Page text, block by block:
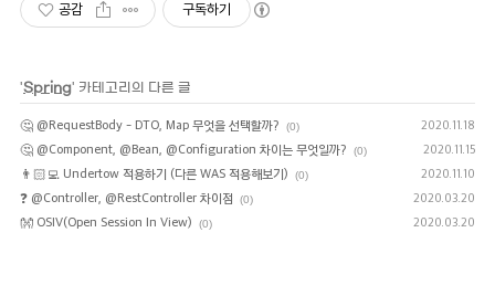
공감 구독하기
'Spring' 카테고리의 다른 글
🤔 @RequestBody - DTO, Map 무엇을 선택할까? (0) 2020.11.18
🤔 @Component, @Bean, @Configuration 차이는 무엇일까? (0) 2020.11.15
👨🏻‍💻 Undertow 적용하기 (다른 WAS 적용해보기) (0) 2020.11.10
❓ @Controller, @RestController 차이점 (0) 2020.03.20
👐 OSIV(Open Session In View) (0) 2020.03.20